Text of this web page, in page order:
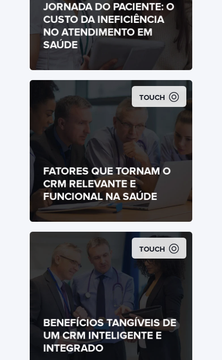
JORNADA DO PACIENTE: O
CUSTO DA INEFICIÊNCIA
NO ATENDIMENTO EM
SAÚDE
TOUCH
FATORES QUE TORNAM O
CRM RELEVANTE E
FUNCIONAL NA SAÚDE
TOUCH
BENEFÍCIOS TANGÍVEIS DE
UM CRM INTELIGENTE E
INTEGRADO